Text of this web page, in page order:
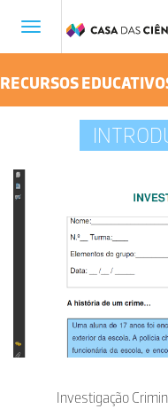
Toggle
RECURSOS
Investigação